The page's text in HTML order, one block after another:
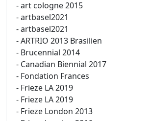
- art cologne 2015
- artbasel2021
- artbasel2021
- ARTRIO 2013 Brasilien
- Brucennial 2014
- Canadian Biennial 2017
- Fondation Frances
- Frieze LA 2019
- Frieze LA 2019
- Frieze London 2013